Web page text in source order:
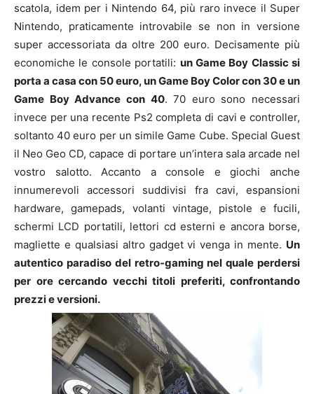
scatola, idem per i Nintendo 64, più raro invece il Super
Nintendo, praticamente introvabile se non in versione
super accessoriata da oltre 200 euro. Decisamente più
economiche le console portatili: un Game Boy Classic si
porta a casa con 50 euro, un Game Boy Color con 30 e un
Game Boy Advance con 40. 70 euro sono necessari
invece per una recente Ps2 completa di cavi e controller,
soltanto 40 euro per un simile Game Cube. Special Guest
il Neo Geo CD, capace di portare un’intera sala arcade nel
vostro salotto. Accanto a console e giochi anche
innumerevoli accessori suddivisi fra cavi, espansioni
hardware, gamepads, volanti vintage, pistole e fucili,
schermi LCD portatili, lettori cd esterni e ancora borse,
magliette e qualsiasi altro gadget vi venga in mente. Un
autentico paradiso del retro-gaming nel quale perdersi
per ore cercando vecchi titoli preferiti, confrontando
prezzi e versioni.